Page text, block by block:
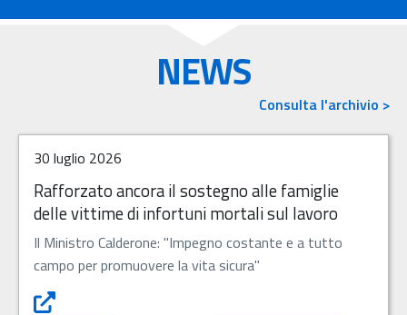
NEWS
Consulta l'archivio >
30 luglio 2026
Rafforzato ancora il sostegno alle famiglie
delle vittime di infortuni mortali sul lavoro
Il Ministro Calderone: "Impegno costante e a tutto
campo per promuovere la vita sicura"
Rafforzato ancora il sostegno alle famiglie delle vittime